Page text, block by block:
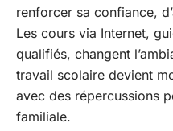
renforcer sa confiance,
Les cours via Internet,
qualifiés, changent
travail scolaire devient
avec des répercussions
familiale.